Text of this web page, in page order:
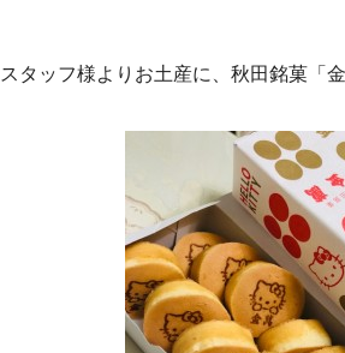
スタッフ様よりお土産に、秋田銘菓「